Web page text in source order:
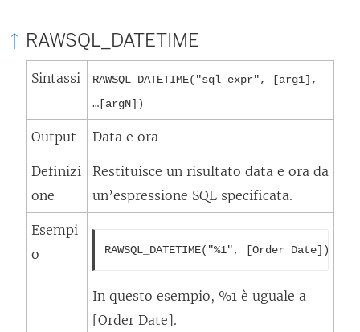
RAWSQL_DATETIME
Sintassi
RAWSQL_DATETIME("sql_expr", [arg1],
…[argN])
Output Data e ora
Definizi
one
Restituisce un risultato data e ora da
un’espressione SQL specificata.
Esempi
o
RAWSQL_DATETIME("%1", [Order Date])
In questo esempio, %1 è uguale a
[Order Date].